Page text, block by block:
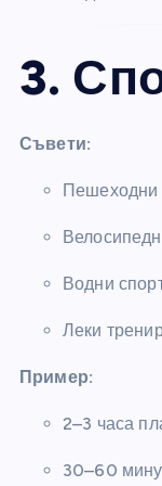
3.
Съвети:
Пешеходни
Водни
Леки
Пример:
2–3 часа
30–60